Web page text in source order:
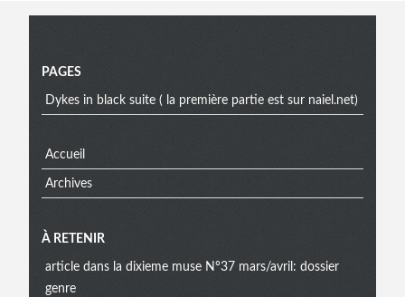
Menu
PAGES
Dykes in black suite ( la première partie est sur naiel.net)
Accueil
Archives
À RETENIR
article dans la dixieme muse N°37 mars/avril: dossier
genre